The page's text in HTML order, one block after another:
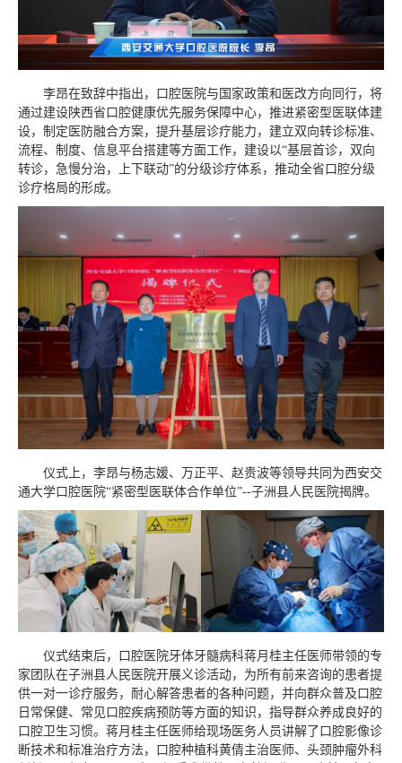
李昂在致辞中指出，口腔医院与国家政策和医改方向同行，将
通过建设陕西省口腔健康优先服务保障中心，推进紧密型医联体建
设，制定医防融合方案，提升基层诊疗能力，建立双向转诊标准、
流程、制度、信息平台搭建等方面工作，建设以“基层首诊，双向
转诊，急慢分治，上下联动”的分级诊疗体系，推动全省口腔分级
诊疗格局的形成。
仪式上，李昂与杨志媛、万正平、赵贵波等领导共同为西安交
通大学口腔医院“紧密型医联体合作单位”--子洲县人民医院揭牌。
仪式结束后，口腔医院牙体牙髓病科蒋月桂主任医师带领的专
家团队在子洲县人民医院开展义诊活动，为所有前来咨询的患者提
供一对一诊疗服务，耐心解答患者的各种问题，并向群众普及口腔
日常保健、常见口腔疾病预防等方面的知识，指导群众养成良好的
口腔卫生习惯。蒋月桂主任医师给现场医务人员讲解了口腔影像诊
断技术和标准治疗方法，口腔种植科黄倩主治医师、头颈肿瘤外科